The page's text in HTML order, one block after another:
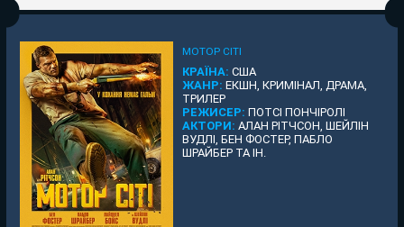
МОТОР СІТІ
КРАЇНА: США
ЖАНР: ЕКШН, КРИМІНАЛ, ДРАМА,
ТРИЛЕР
РЕЖИСЕР: ПОТСІ ПОНЧІРОЛІ
АКТОРИ: АЛАН РІТЧСОН, ШЕЙЛІН
ВУДЛІ, БЕН ФОСТЕР, ПАБЛО
ШРАЙБЕР ТА ІН.